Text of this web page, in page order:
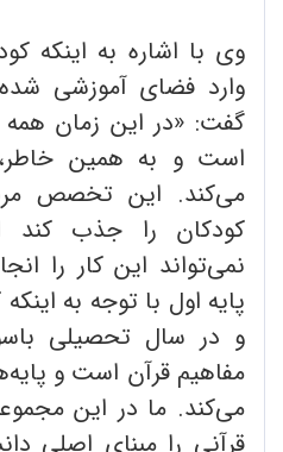
وی با اشاره به اینکه
وارد فضای آموزشی
گفت: «در این زمان همه
است و به همین خاطر،
می‌کند. این تخصص
کودکان را جذب کند
نمی‌تواند این کار را
پایه اول با توجه به
و در سال تحصیلی
مفاهیم قرآن است و
می‌کند. ما در این
قرآنی را مبنای اصلی